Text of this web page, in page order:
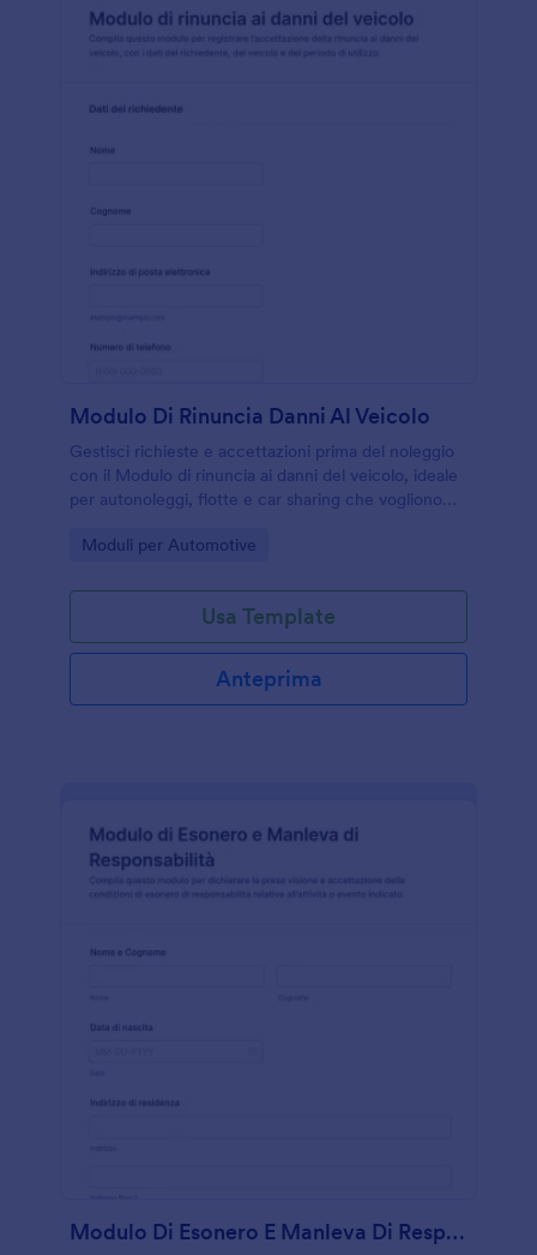
Modulo Di Rinuncia Danni Al Veicolo
Gestisci richieste e accettazioni prima del noleggio
con il Modulo di rinuncia ai danni del veicolo, ideale
per autonoleggi, flotte e car sharing che vogliono
tracciabili con Jotform.
Go to Category:
Moduli per Automotive
Usa Template
Anteprima
Modulo Di Esonero E Manleva Di Responsabilità